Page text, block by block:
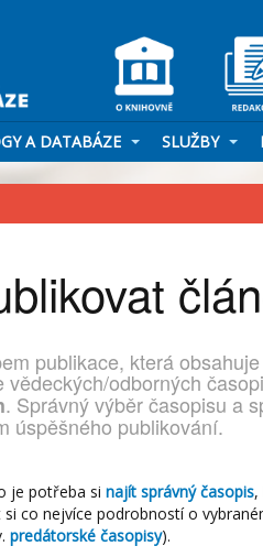
A DATABÁZE SLUŽBY
publikace, která
vědeckých/odborných
. Správný výběr časopisu a
úspěšného publikování.
je potřeba si najít správný časopis,
si co nejvíce podrobností o
predátorské časopisy).